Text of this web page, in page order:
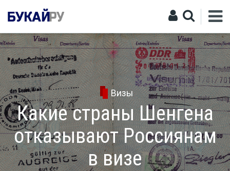
Визы
Какие страны Шенгена
отказывают Россиянам
в визе